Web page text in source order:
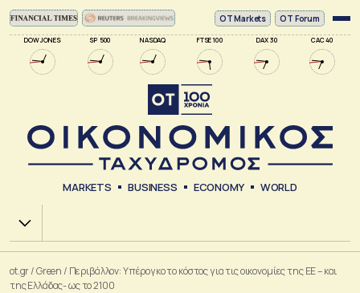
DOW JONES SP 500 NASDAQ FTSE 100 DAX 30 CAC 40
ΟΤ Markets OT Forum
MARKETS BUSINESS ECONOMY WORLD
Χ.Α.
ot.gr/Green / Περιβάλλον: Υπέρογκο το κόστος για τις οικονομίες της ΕΕ – και
της Ελλάδας- ως το 2100